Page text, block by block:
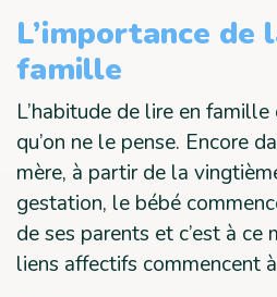
L’importance de
famille
L’habitude de lire en
qu’on ne le pense. Encore
mère, à partir de la
gestation, le bébé
de ses parents et c’est à
liens affectifs commencent